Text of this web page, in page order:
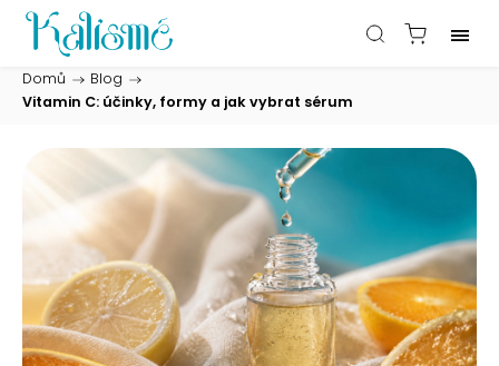
Domů / Blog /
Vitamin C: účinky, formy a jak vybrat sérum